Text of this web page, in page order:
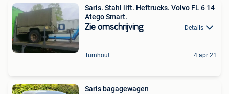
Saris. Stahl lift. Heftrucks. Volvo FL 6 14
Atego Smart.
Zie omschrijving Details
Turnhout 4 apr 21
Saris bagagewagen